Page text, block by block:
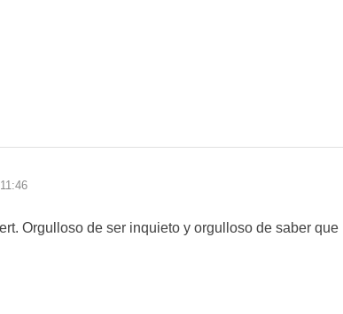
Orgulloso de ser inquieto y orgulloso de saber que